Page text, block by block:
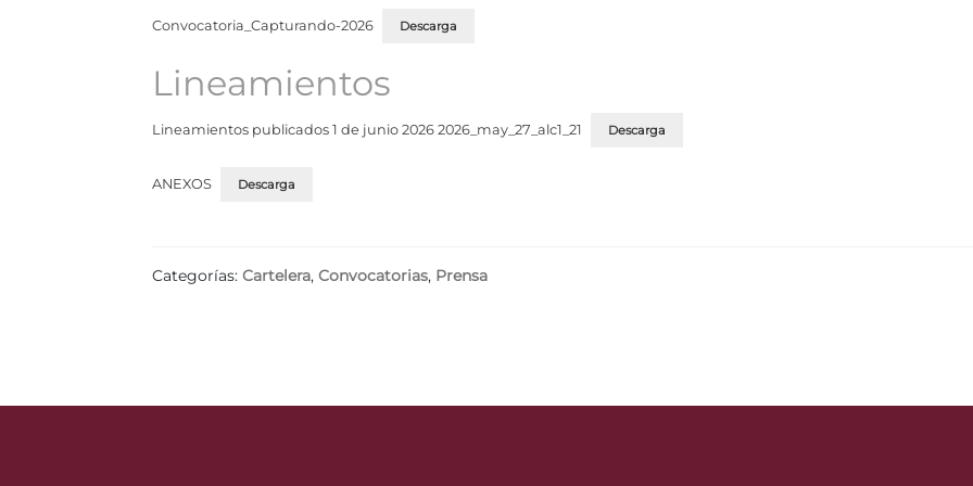
Convocatoria_Capturando-2026 Descarga
Lineamientos
Lineamientos publicados 1 de junio 2026 2026_may_27_alc1_21 Descarga
ANEXOS Descarga
Categorías:Cartelera,Convocatorias, Prensa